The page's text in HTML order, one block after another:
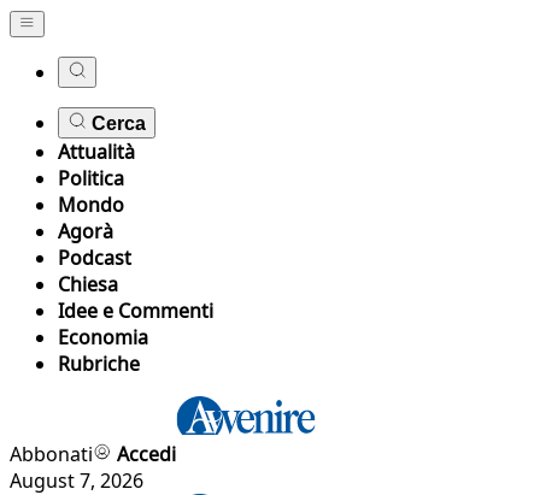
Cerca
Attualità
Politica
Mondo
Agorà
Podcast
Chiesa
Idee e Commenti
Economia
Rubriche
Abbonati
Accedi
August 7, 2026